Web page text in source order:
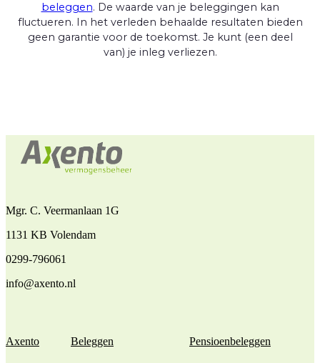
beleggen. De waarde van je beleggingen kan
fluctueren. In het verleden behaalde resultaten bieden
geen garantie voor de toekomst. Je kunt (een deel
van) je inleg verliezen.
Mgr. C. Veermanlaan 1G
1131 KB Volendam
0299-796061
info@axento.nl
Axento Beleggen Pensioenbeleggen